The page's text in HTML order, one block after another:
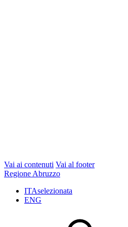
Vai ai contenuti Vai al footer
Regione Abruzzo
ITAselezionata
ENG